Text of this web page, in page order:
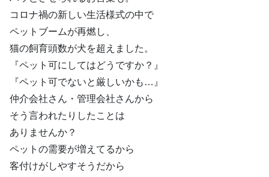
コロナ禍の新しい生活様式の中で
ペットブームが再燃し、
猫の飼育頭数が犬を超えました。
『ペット可にしてはどうですか？』
『ペット可でないと厳しいかも…』
仲介会社さん・管理会社さんから
そう言われたりしたことは
ありませんか？
ペットの需要が増えてるから
客付けがしやすそうだから